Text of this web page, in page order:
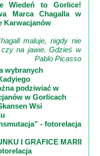
Wiedeń to Gorlice!
Marca Chagalla w
Karwacjanów
maluje, nigdy nie
na jawie. Gdzieś w
Pablo Picasso
wybranych
podziwiać w
w Gorlicach
Wsi
- fotorelacja
I GRAFICE MARII